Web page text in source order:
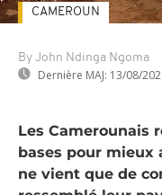
By John Ndinga Ngoma
Dernière MAJ: 13/08/
CAMEROUN
Les Camerounais
bases pour mieux
ne vient que de